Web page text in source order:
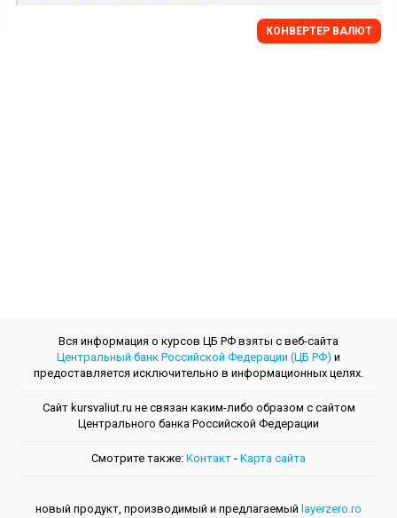
КОНВЕРТЕР ВАЛЮТ
Вся информация о курсов ЦБ РФ взяты с веб-сайта
Центральный банк Российской Федерации (ЦБ РФ) и
предоставляется исключительно в информационных целях.
Сайт kursvaliut.ru не связан каким-либо образом с сайтом
Центрального банкa Российской Федерации
Смотрите также: Контакт - Kарта сайта
новый продукт, производимый и предлагаемый layerzero.ro